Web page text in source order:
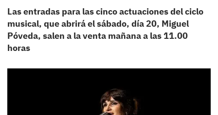
Las entradas para las cinco actuaciones del ciclo
musical, que abrirá el sábado, día 20, Miguel
Póveda, salen a la venta mañana a las 11.00
horas